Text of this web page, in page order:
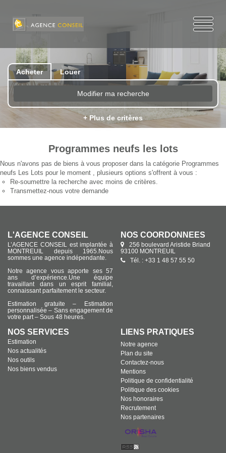
Acheter Louer
Modifier ma recherche
+ Plus de critères
Programmes neufs les lots
Nous n'avons pas de biens à vous proposer dans la catégorie Programmes
neufs Les Lots pour le moment , plusieurs options s'offrent à vous :
Re-soumettre la recherche avec moins de critères.
Transmettez-nous votre demande
L'AGENCE CONSEIL
L’AGENCE CONSEIL est implantée à
MONTREUIL depuis 1965.Nous
sommes une agence indépendante.
Notre agence vous apporte ses 57
ans d’expérience.Une équipe
travaillant dans un esprit familial,
connaissant parfaitement le secteur.
Estimation gratuite – Estimation
personnalisée – Sans engagement de
votre part – Sous 48 heures.
NOS COORDONNÉES
256 boulevard Aristide Briand
93100 MONTREUIL
Tél. : +33 1 48 57 55 50
NOS SERVICES
Estimation
Nos actualités
Nos outils
Nos biens vendus
LIENS PRATIQUES
Notre agence
Plan du site
Contactez-nous
Mentions
Politique de confidentialité
Politique des cookies
Nos honoraires
Recrutement
Nos partenaires